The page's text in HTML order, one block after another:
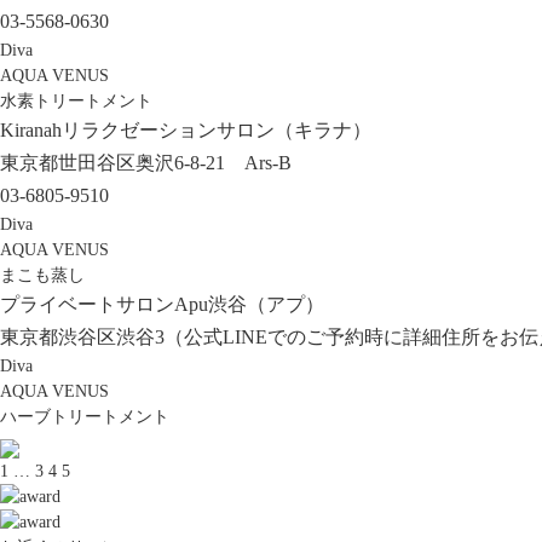
03-5568-0630
Diva
AQUA VENUS
水素トリートメント
Kiranahリラクゼーションサロン（キラナ）
東京都世田谷区奥沢6-8-21 Ars-B
03-6805-9510
Diva
AQUA VENUS
まこも蒸し
プライベートサロンApu渋谷（アプ）
東京都渋谷区渋谷3（公式LINEでのご予約時に詳細住所をお伝
Diva
AQUA VENUS
ハーブトリートメント
1 … 3 4 5